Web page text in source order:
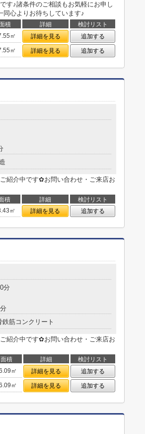
す♪諸条件のご相談もお気軽にお申し
同心よりお待ちしています♪
積 詳細
検討リスト
㎡
詳細を見る
追加する
㎡
詳細を見る 追加する
紹介中です✿お問い合わせ・ご来店お
積 詳細
検討リスト
㎡
詳細を見る 追加する
分
鉄筋コンクリート
紹介中です✿お問い合わせ・ご来店お
面積 詳細
検討リスト
㎡
詳細を見る
追加する
㎡
詳細を見る 追加する